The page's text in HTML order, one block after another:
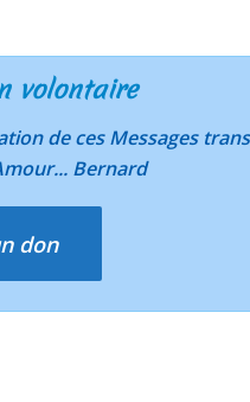
volontaire
de ces Messages
Bernard
don